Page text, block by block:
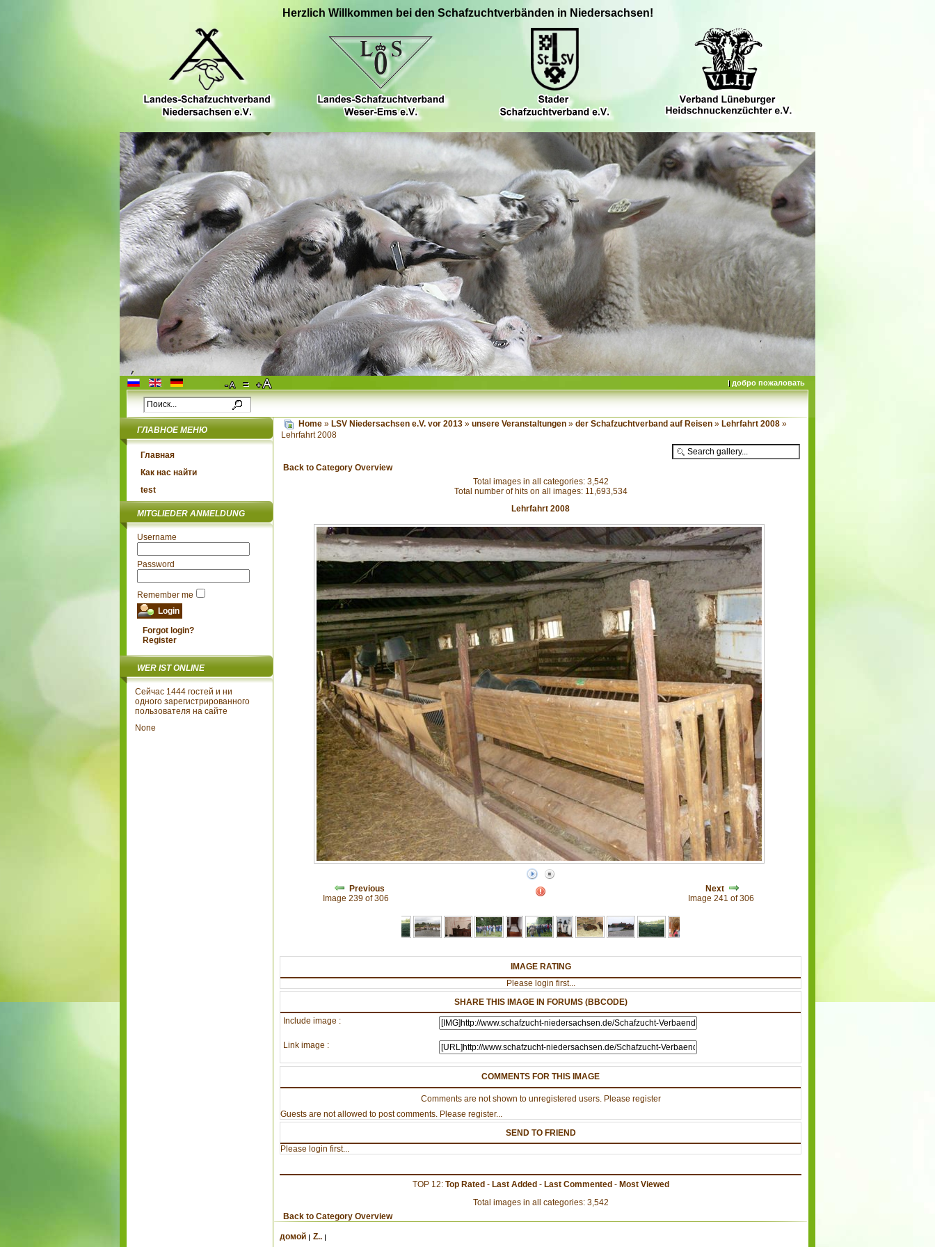
Herzlich Willkommen bei den Schafzuchtverbänden in Niedersachsen!
добро пожаловать
ГЛАВНОЕ МЕНЮ
Главная
Как нас найти
test
MITGLIEDER ANMELDUNG
Username
Password
Remember me
Forgot login?
Register
WER IST ONLINE
Сейчас 1444 гостей и ни
одного зарегистрированного
пользователя на сайте
None
Home » LSV Niedersachsen e.V. vor 2013 » unsere Veranstaltungen » der Schafzuchtverband auf Reisen » Lehrfahrt 2008 »
Lehrfahrt 2008
Back to Category Overview
Total images in all categories: 3,542
Total number of hits on all images: 11,693,534
Lehrfahrt 2008
Previous
Image 239 of 306
Next
Image 241 of 306
IMAGE RATING
Please login first...
SHARE THIS IMAGE IN FORUMS (BBCODE)
Include image :
Link image :
COMMENTS FOR THIS IMAGE
Comments are not shown to unregistered users. Please register
Guests are not allowed to post comments. Please register...
SEND TO FRIEND
Please login first...
TOP 12: Top Rated- Last Added- Last Commented- Most Viewed
Total images in all categories: 3,542
Back to Category Overview
домой Z..